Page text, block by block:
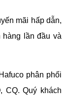
mãi hấp dẫn,
lần đầu và
phân phối
CQ. Quý khách